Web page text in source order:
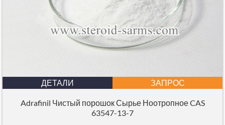
ДЕТАЛИ ЗАПРОС
Adrafinil Чистый порошок Сырье Ноотропное CAS
63547-13-7